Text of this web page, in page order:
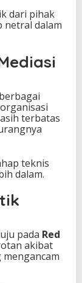
dari pihak
netral dalam
terbatas
teknis
dalam.
pada Red
akibat